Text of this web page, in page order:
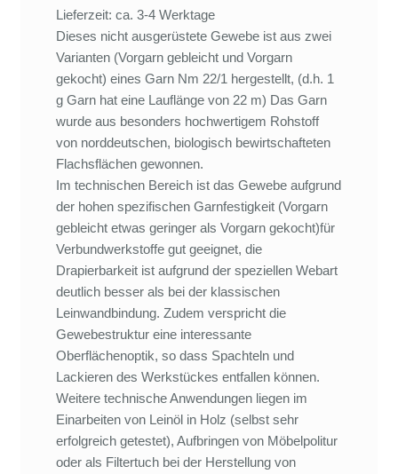
Lieferzeit: ca. 3-4 Werktage
Dieses nicht ausgerüstete Gewebe ist aus zwei
Varianten (Vorgarn gebleicht und Vorgarn
gekocht) eines Garn Nm 22/1 hergestellt, (d.h. 1
g Garn hat eine Lauflänge von 22 m) Das Garn
wurde aus besonders hochwertigem Rohstoff
von norddeutschen, biologisch bewirtschafteten
Flachsflächen gewonnen.
Im technischen Bereich ist das Gewebe aufgrund
der hohen spezifischen Garnfestigkeit (Vorgarn
gebleicht etwas geringer als Vorgarn gekocht)für
Verbundwerkstoffe gut geeignet, die
Drapierbarkeit ist aufgrund der speziellen Webart
deutlich besser als bei der klassischen
Leinwandbindung. Zudem verspricht die
Gewebestruktur eine interessante
Oberflächenoptik, so dass Spachteln und
Lackieren des Werkstückes entfallen können.
Weitere technische Anwendungen liegen im
Einarbeiten von Leinöl in Holz (selbst sehr
erfolgreich getestet), Aufbringen von Möbelpolitur
oder als Filtertuch bei der Herstellung von